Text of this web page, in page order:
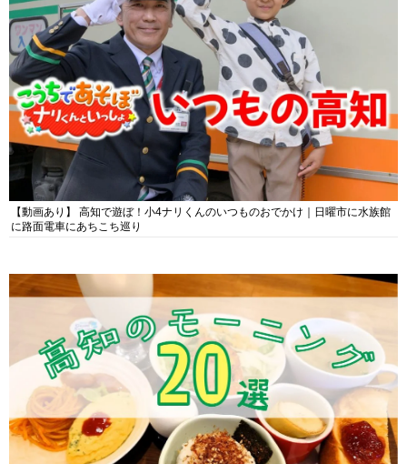
【動画あり】 高知で遊ぼ！小4ナリくんのいつものおでかけ｜日曜市に水族館
に路面電車にあちこち巡り